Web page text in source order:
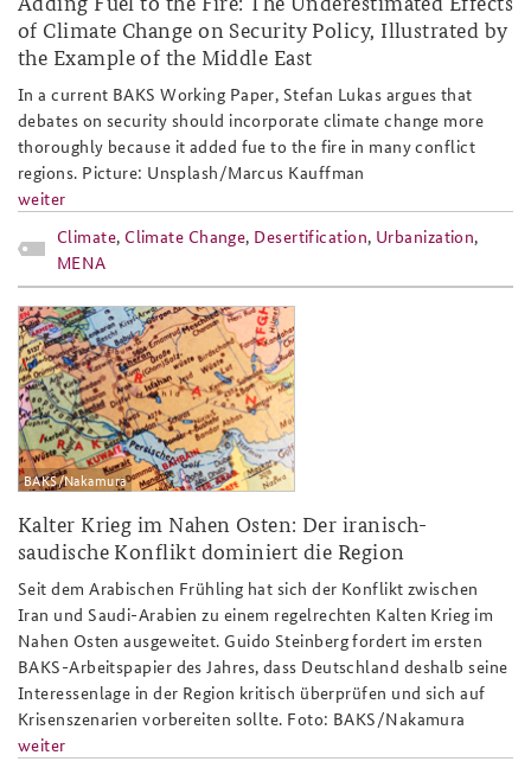
of Climate Change on Security Policy, Illustrated by
the Example of the Middle East
In a current BAKS Working Paper, Stefan Lukas argues that
debates on security should incorporate climate change more
thoroughly because it added fue to the fire in many conflict
regions. Picture: Unsplash/Marcus Kauffman
weiter
Climate, Climate Change, Desertification, Urbanization,
MENA
bild_ap_2021_1_thumb_234x156.png
BAKS/Nakamura
Kalter Krieg im Nahen Osten: Der iranisch-
saudische Konflikt dominiert die Region
Seit dem Arabischen Frühling hat sich der Konflikt zwischen
Iran und Saudi-Arabien zu einem regelrechten Kalten Krieg im
Nahen Osten ausgeweitet. Guido Steinberg fordert im ersten
BAKS-Arbeitspapier des Jahres, dass Deutschland deshalb seine
Interessenlage in der Region kritisch überprüfen und sich auf
Krisenszenarien vorbereiten sollte. Foto: BAKS/Nakamura
weiter